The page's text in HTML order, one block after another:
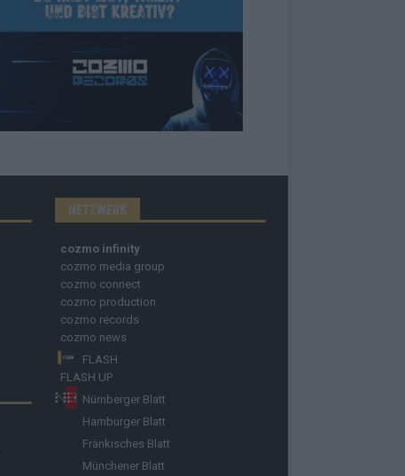
NETZWERK
cozmo infinity
cozmo media group
cozmo connect
cozmo production
cozmo records
cozmo news
FLASH
FLASH UP
Nürnberger Blatt
Hamburger Blatt
Fränkisches Blatt
Münchener Blatt